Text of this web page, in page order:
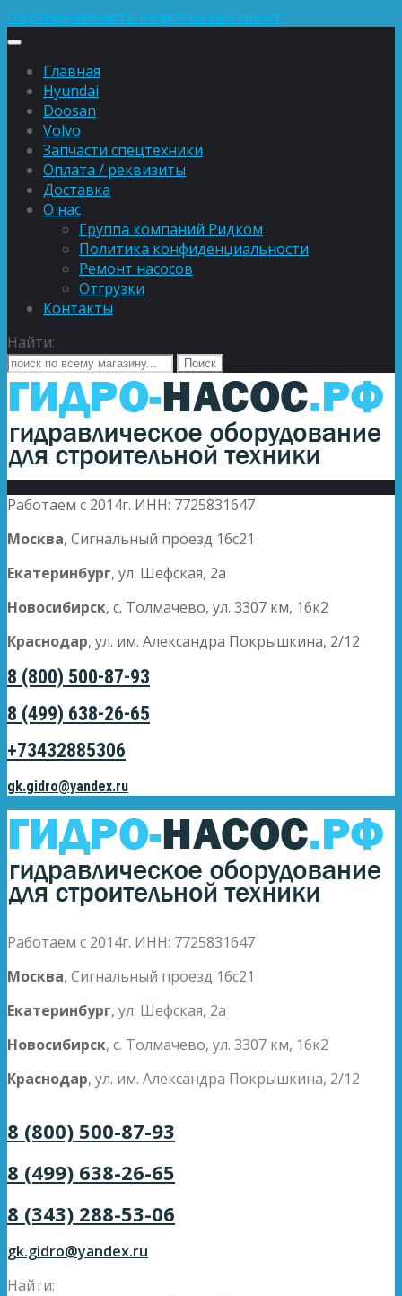
Подберу запчасть по фотке за 5 минут
Главная
Hyundai
Doosan
Volvo
Запчасти спецтехники
Оплата / реквизиты
Доставка
О нас
Группа компаний Ридком
Политика конфиденциальности
Ремонт насосов
Отгрузки
Контакты
Найти:
Работаем с 2014г. ИНН: 7725831647
Москва, Сигнальный проезд 16с21
Екатеринбург, ул. Шефская, 2а
Новосибирск, с. Толмачево, ул. 3307 км, 16к2
Краснодар, ул. им. Александра Покрышкина, 2/12
8 (800) 500-87-93
8 (499) 638-26-65
+73432885306
gk.gidro@yandex.ru
Работаем с 2014г. ИНН: 7725831647
Москва, Сигнальный проезд 16с21
Екатеринбург, ул. Шефская, 2а
Новосибирск, с. Толмачево, ул. 3307 км, 16к2
Краснодар, ул. им. Александра Покрышкина, 2/12
8 (800) 500-87-93
8 (499) 638-26-65
8 (343) 288-53-06
gk.gidro@yandex.ru
Найти: